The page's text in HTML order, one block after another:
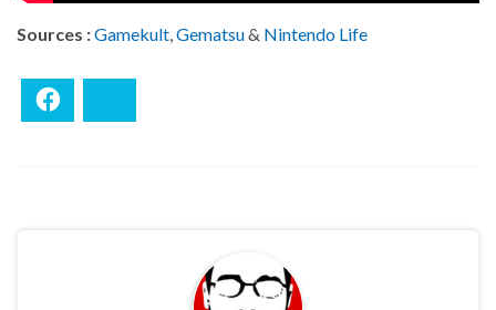
Sources :Gamekult,Gematsu& Nintendo Life